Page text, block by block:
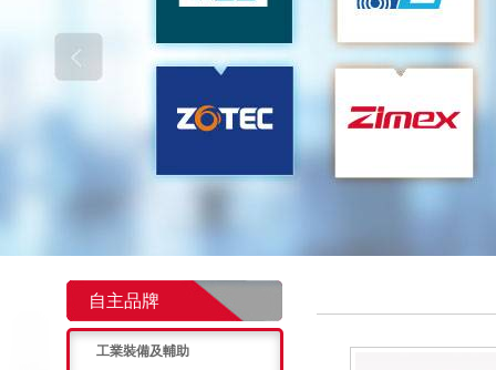
自主品牌
工業裝備及輔助